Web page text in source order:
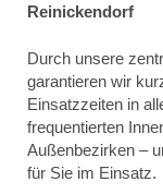
Reinickendorf
Durch unsere
garantieren wir
Einsatzzeiten in
frequentierten
Außenbezirken –
für Sie im Einsatz.